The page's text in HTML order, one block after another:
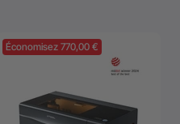
un expert. J'en profite
J'en profite
Économisez 770,00 €